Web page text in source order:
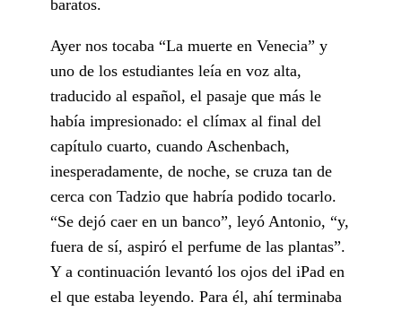
baratos.
Ayer nos tocaba “La muerte en Venecia” y
uno de los estudiantes leía en voz alta,
traducido al español, el pasaje que más le
había impresionado: el clímax al final del
capítulo cuarto, cuando Aschenbach,
inesperadamente, de noche, se cruza tan de
cerca con Tadzio que habría podido tocarlo.
“Se dejó caer en un banco”, leyó Antonio, “y,
fuera de sí, aspiró el perfume de las plantas”.
Y a continuación levantó los ojos del iPad en
el que estaba leyendo. Para él, ahí terminaba